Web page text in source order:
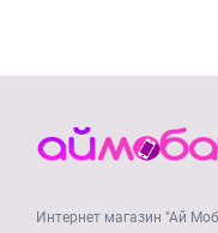
Интернет магазин "Ай